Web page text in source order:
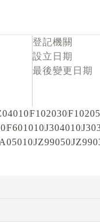
登記機關
設立日期
最後變更日期
F102030
F601010J304010
JZ99050